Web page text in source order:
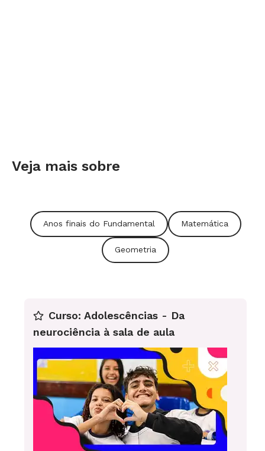
Veja mais sobre
Anos finais do Fundamental Matemática
Geometria
Curso: Adolescências - Da
neurociência à sala de aula